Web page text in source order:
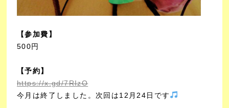
【参加費】
500円
【予約】
https://x.gd/7RIzO
今月は終了しました。次回は12月24日です